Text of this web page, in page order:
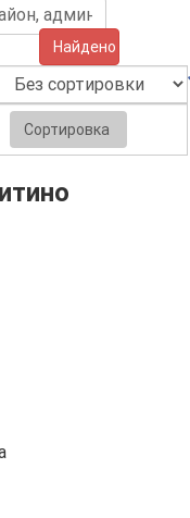
Найдено (9)
Сортировка